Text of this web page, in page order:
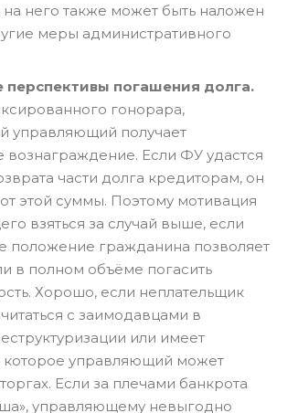
на него также может быть наложен
меры административного
перспективы погашения долга.
гонорара,
управляющий получает
вознаграждение. Если ФУ удастся
части долга кредиторам, он
от этой суммы. Поэтому мотивация
взяться за случай выше, если
положение гражданина позволяет
в полном объёме погасить
Хорошо, если неплательщик
с заимодавцами в
или имеет
которое управляющий может
Если за плечами банкрота
управляющему невыгодно